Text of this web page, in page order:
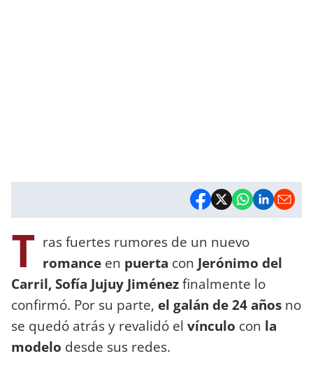
T ras fuertes rumores de un nuevo
romance en puerta con Jerónimo del
Carril, Sofía Jujuy Jiménezfinalmente lo
confirmó. Por su parte, el galán de 24 años no
se quedó atrás y revalidó el vínculo con la
modelo desde sus redes.